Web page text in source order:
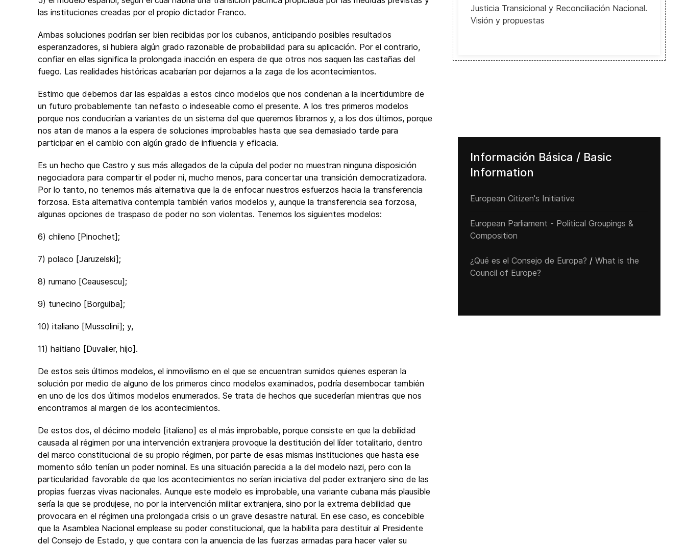
las instituciones creadas por el propio dictador Franco.
Ambas soluciones podrían ser bien recibidas por los cubanos, anticipando posibles resultados
esperanzadores, si hubiera algún grado razonable de probabilidad para su aplicación. Por el contrario,
confiar en ellas significa la prolongada inacción en espera de que otros nos saquen las castañas del
fuego. Las realidades históricas acabarían por dejarnos a la zaga de los acontecimientos.
Estimo que debemos dar las espaldas a estos cinco modelos que nos condenan a la incertidumbre de
un futuro probablemente tan nefasto o indeseable como el presente. A los tres primeros modelos
porque nos conducirían a variantes de un sistema del que queremos librarnos y, a los dos últimos, porque
nos atan de manos a la espera de soluciones improbables hasta que sea demasiado tarde para
participar en el cambio con algún grado de influencia y eficacia.
Es un hecho que Castro y sus más allegados de la cúpula del poder no muestran ninguna disposición
negociadora para compartir el poder ni, mucho menos, para concertar una transición democratizadora.
Por lo tanto, no tenemos más alternativa que la de enfocar nuestros esfuerzos hacia la transferencia
forzosa. Esta alternativa contempla también varios modelos y, aunque la transferencia sea forzosa,
algunas opciones de traspaso de poder no son violentas. Tenemos los siguientes modelos:
6) chileno [Pinochet];
7) polaco [Jaruzelski];
8) rumano [Ceausescu];
9) tunecino [Borguiba];
10) italiano [Mussolini]; y,
11) haitiano [Duvalier, hijo].
De estos seis últimos modelos, el inmovilismo en el que se encuentran sumidos quienes esperan la
solución por medio de alguno de los primeros cinco modelos examinados, podría desembocar también
en uno de los dos últimos modelos enumerados. Se trata de hechos que sucederían mientras que nos
encontramos al margen de los acontecimientos.
De estos dos, el décimo modelo [italiano] es el más improbable, porque consiste en que la debilidad
causada al régimen por una intervención extranjera provoque la destitución del líder totalitario, dentro
del marco constitucional de su propio régimen, por parte de esas mismas instituciones que hasta ese
momento sólo tenían un poder nominal. Es una situación parecida a la del modelo nazi, pero con la
particularidad favorable de que los acontecimientos no serían iniciativa del poder extranjero sino de las
propias fuerzas vivas nacionales. Aunque este modelo es improbable, una variante cubana más plausible
sería la que se produjese, no por la intervención militar extranjera, sino por la extrema debilidad que
provocara en el régimen una prolongada crisis o un grave desastre natural. En ese caso, es concebible
que la Asamblea Nacional emplease su poder constitucional, que la habilita para destituir al Presidente
del Consejo de Estado, y que contara con la anuencia de las fuerzas armadas para hacer valer su
Justicia Transicional y Reconciliación Nacional.
Visión y propuestas
Información Básica / Basic
Information
European Citizen's Initiative
European Parliament - Political Groupings &
Composition
¿Qué es el Consejo de Europa? / What is the
Council of Europe?